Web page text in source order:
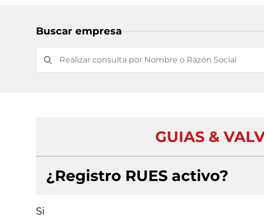
Buscar empresa
GUIAS &
¿Registro RUES activo?
Si